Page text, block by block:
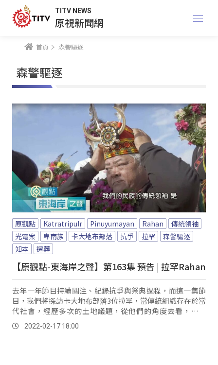
TITV NEWS
原視新聞網
首頁 森警驅逐
森警驅逐
原觀點 Katratripulr Pinuyumayan Rahan
傳統領袖
光電案
卑南族 卡大地布部落 抗爭 拉罕
森警驅逐
知本
遷葬
【原觀點-東海岸之聲】第163集 預告 | 拉罕Rahan
去年一年節目持續關注、紀錄抗爭與祭典過程，而這一集節
目，我們將探訪卡大地布部落3位拉罕，當傳統組織存在於當
代社會，經歷多次的土地議題，從他們的角度去看，過程
中，部落的精神領袖，如何帶領大家走過每一次的困境？ 這
集就讓我們好好坐下來聽拉罕們訴說，在成為拉罕前的各種
2022-02-17 18:00